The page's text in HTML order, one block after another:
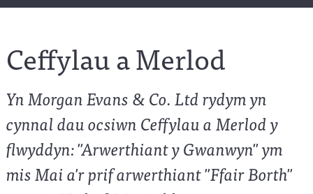
Ceffylau a Merlod
Yn Morgan Evans & Co. Ltd rydym yn
cynnal dau ocsiwn Ceffylau a Merlod y
flwyddyn: "Arwerthiant y Gwanwyn" ym
mis Mai a'r prif arwerthiant "Ffair Borth"